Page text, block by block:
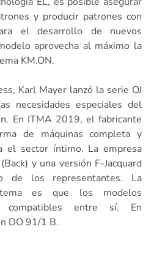
y producir patrones con
el desarrollo de nuevos
aprovecha al máximo la
KM.ON.
Karl Mayer lanzó la serie OJ
necesidades especiales del
En ITMA 2019, el fabricante
de máquinas completa y
el sector íntimo. La empresa
y una versión F-Jacquard
de los representantes. La
es que los modelos
compatibles entre sí. En
DO 91/1 B.